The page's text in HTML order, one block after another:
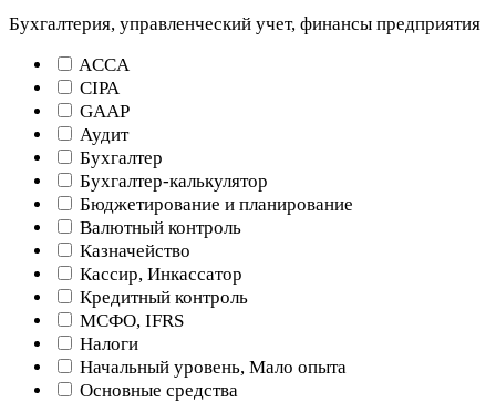
Бухгалтерия, управленческий учет, финансы предприятия
ACCA
CIPA
GAAP
Аудит
Бухгалтер
Бухгалтер-калькулятор
Бюджетирование и планирование
Валютный контроль
Казначейство
Кассир, Инкассатор
Кредитный контроль
МСФО, IFRS
Налоги
Начальный уровень, Мало опыта
Основные средства